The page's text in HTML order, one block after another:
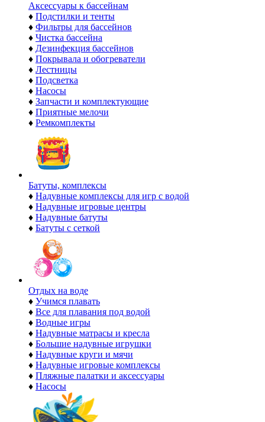
Аксессуары к бассейнам
♦ Подстилки и тенты
♦ Фильтры для бассейнов
♦ Чистка бассейна
♦ Дезинфекция бассейнов
♦ Покрывала и обогреватели
♦ Лестницы
♦ Подсветка
♦ Насосы
♦ Запчасти и комплектующие
♦ Приятные мелочи
♦ Ремкомплекты
Батуты, комплексы
♦ Надувные комплексы для игр с водой
♦ Надувные игровые центры
♦ Надувные батуты
♦ Батуты с сеткой
Отдых на воде
♦ Учимся плавать
♦ Все для плавания под водой
♦ Водные игры
♦ Надувные матрасы и кресла
♦ Большие надувные игрушки
♦ Надувные круги и мячи
♦ Надувные игровые комплексы
♦ Пляжные палатки и аксессуары
♦ Насосы